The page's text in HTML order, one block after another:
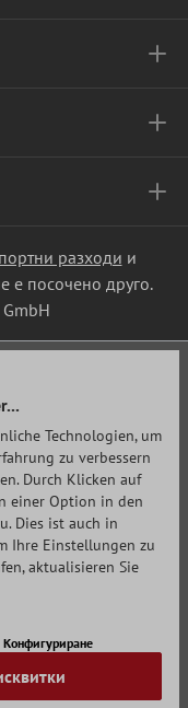
разходи и
е посочено друго.
Technologien, um
zu verbessern
Durch Klicken auf
einer Option in den
Dies ist auch in
Ihre Einstellungen zu
aktualisieren Sie
Конфигуриране